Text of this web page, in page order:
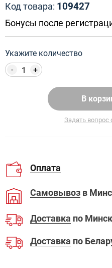
Код товара: 109427
Бонусы после
Укажите количество
+
-
В
Задать вопрос
Оплата
Самовывоз в
Доставка по
Доставка по